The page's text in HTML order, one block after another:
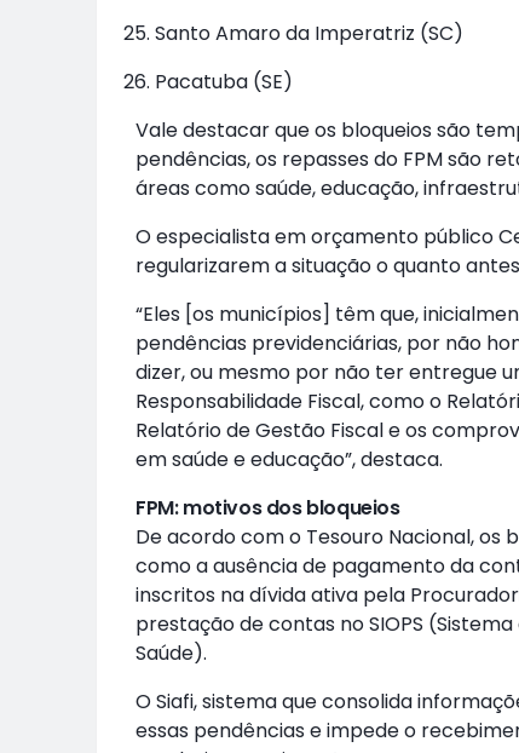
Santo Amaro da Imperatriz (SC)
Pacatuba (SE)
Vale destacar que os bloqueios são
pendências, os repasses do FPM são
áreas como saúde, educação,
O especialista em orçamento público
regularizarem a situação o quanto
“Eles [os municípios] têm que,
pendências previdenciárias, por não
dizer, ou mesmo por não ter entregue
Responsabilidade Fiscal, como o
Relatório de Gestão Fiscal e os
em saúde e educação”, destaca.
FPM: motivos dos bloqueios
De acordo com o Tesouro Nacional,
como a ausência de pagamento da
inscritos na dívida ativa pela
prestação de contas no SIOPS
Saúde).
O Siafi, sistema que consolida
essas pendências e impede o